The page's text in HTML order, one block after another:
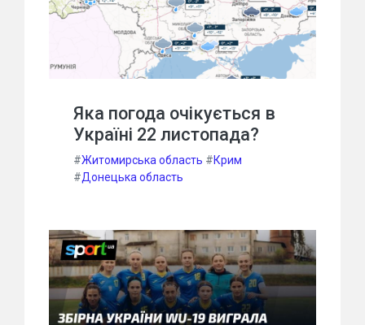
Яка погода очікується в
Україні 22 листопада?
#Житомирська область #Крим
#Донецька область